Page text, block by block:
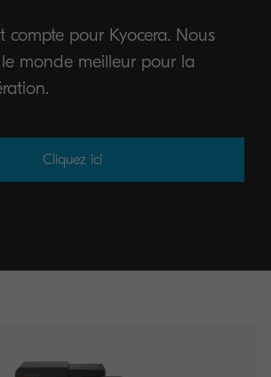
compte pour Kyocera. Nous
monde meilleur pour la
Cliquez ici